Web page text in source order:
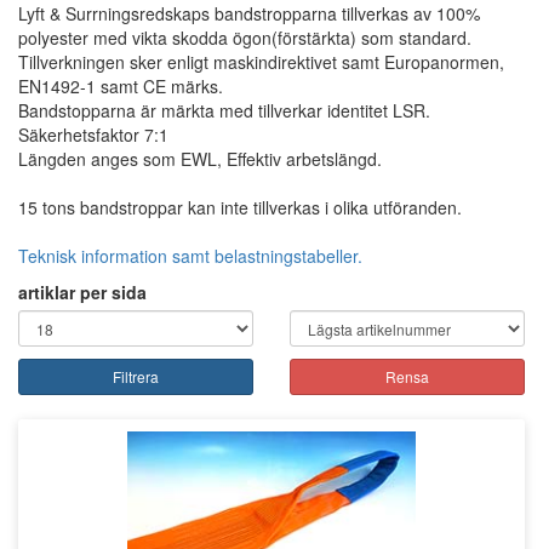
Lyft & Surrningsredskaps bandstropparna tillverkas av 100%
polyester med vikta skodda ögon(förstärkta) som standard.
Tillverkningen sker enligt maskindirektivet samt Europanormen,
EN1492-1 samt CE märks.
Bandstopparna är märkta med tillverkar identitet LSR.
Säkerhetsfaktor 7:1
Längden anges som EWL, Effektiv arbetslängd.
15 tons bandstroppar kan inte tillverkas i olika utföranden.
Teknisk information samt belastningstabeller.
artiklar per sida
Filtrera Rensa